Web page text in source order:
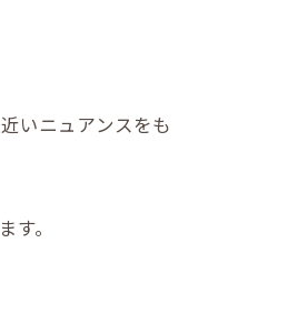
いニュアンスをも
。